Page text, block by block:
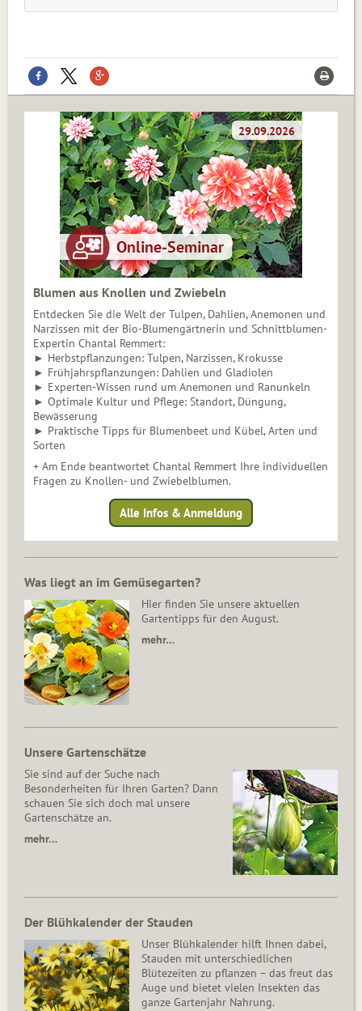
Blumen aus Knollen und Zwiebeln
Entdecken Sie die Welt der Tulpen, Dahlien, Anemonen und
Narzissen mit der Bio-Blumengärtnerin und Schnittblumen-
Expertin Chantal Remmert:
► Herbstpflanzungen: Tulpen, Narzissen, Krokusse
► Frühjahrspflanzungen: Dahlien und Gladiolen
► Experten-Wissen rund um Anemonen und Ranunkeln
► Optimale Kultur und Pflege: Standort, Düngung,
Bewässerung
► Praktische Tipps für Blumenbeet und Kübel, Arten und
Sorten
+ Am Ende beantwortet Chantal Remmert Ihre individuellen
Fragen zu Knollen- und Zwiebelblumen.
Alle Infos & Anmeldung
Was liegt an im Gemüsegarten?
Hier finden Sie unsere aktuellen
Gartentipps für den August.
mehr…
Unsere Gartenschätze
Sie sind auf der Suche nach
Besonderheiten für Ihren Garten? Dann
schauen Sie sich doch mal unsere
Gartenschätze an.
mehr…
Der Blühkalender der Stauden
Unser Blühkalender hilft Ihnen dabei,
Stauden mit unterschiedlichen
Blütezeiten zu pflanzen – das freut das
Auge und bietet vielen Insekten das
ganze Gartenjahr Nahrung.